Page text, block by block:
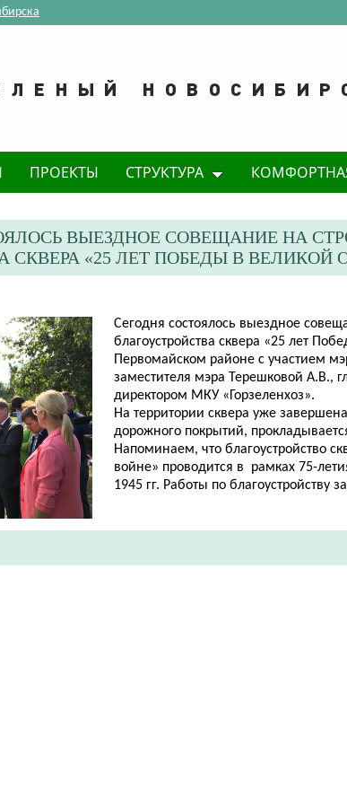
ПРОЕКТЫ СТРУКТУРА
ВЫЕЗДНОЕ СОВЕЩАНИЕ НА
СКВЕРА «25 ЛЕТ ПОБЕДЫ В ВЕЛИКОЙ
Сегодня состоялось выездное
благоустройства сквера «25 лет
Первомайском районе с участием
заместителя мэра Терешковой А.В.,
директором МКУ «Горзеленхоз».
На территории сквера уже
дорожного покрытий,
Напоминаем, что благоустройство
войне» проводится в рамках 75-лети
1945 гг. Работы по благоустройству